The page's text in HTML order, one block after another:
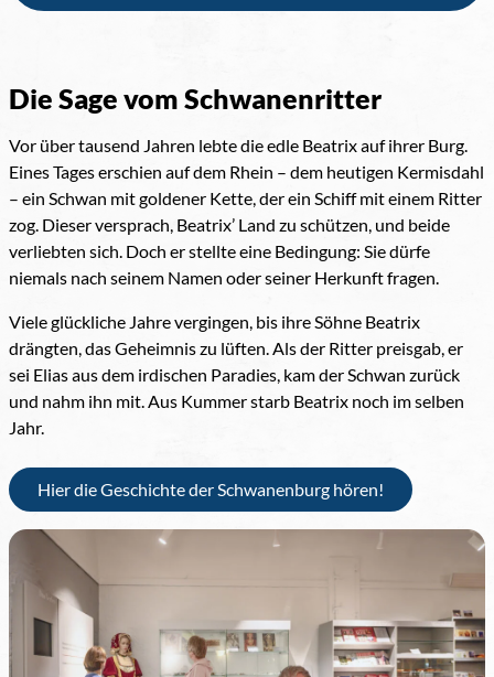
Die Sage vom Schwanenritter
Vor über tausend Jahren lebte die edle Beatrix auf ihrer Burg.
Eines Tages erschien auf dem Rhein – dem heutigen Kermisdahl
– ein Schwan mit goldener Kette, der ein Schiff mit einem Ritter
zog. Dieser versprach, Beatrix’ Land zu schützen, und beide
verliebten sich. Doch er stellte eine Bedingung: Sie dürfe
niemals nach seinem Namen oder seiner Herkunft fragen.
Viele glückliche Jahre vergingen, bis ihre Söhne Beatrix
drängten, das Geheimnis zu lüften. Als der Ritter preisgab, er
sei Elias aus dem irdischen Paradies, kam der Schwan zurück
und nahm ihn mit. Aus Kummer starb Beatrix noch im selben
Jahr.
Hier die Geschichte der Schwanenburg hören!